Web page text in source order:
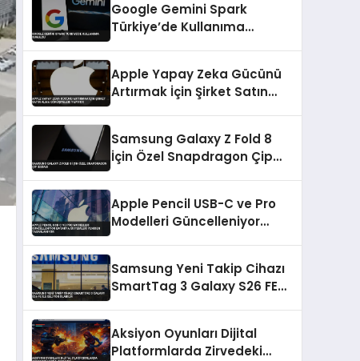
Google Gemini Spark
Türkiye’de Kullanıma
Apple Yapay Zeka Gücünü
Artırmak İçin Şirket Satın
Samsung Galaxy Z Fold 8
İçin Özel Snapdragon Çip
Apple Pencil USB-C ve Pro
Modelleri Güncelleniyor
Samsung Yeni Takip Cihazı
SmartTag 3 Galaxy S26 FE
Aksiyon Oyunları Dijital
Platformlarda Zirvedeki